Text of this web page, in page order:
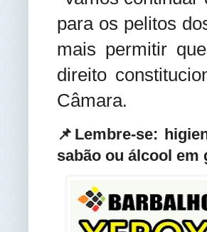
para os pelitos
mais permitir
direito
Câmara.
📌Lembre-se:
sabão ou álcool em